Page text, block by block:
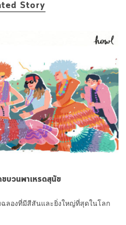
Story
บวนพาเหรดสุนัข
ลองที่มีสีสันและยิ่งใหญ่ที่สุดในโลก